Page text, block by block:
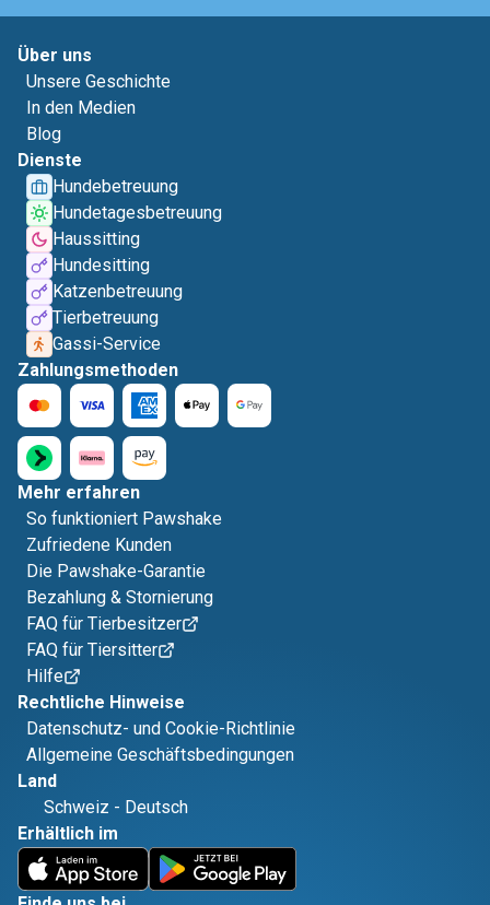
Über uns
Unsere Geschichte
In den Medien
Blog
Dienste
Hundebetreuung
Hundetagesbetreuung
Haussitting
Hundesitting
Katzenbetreuung
Tierbetreuung
Gassi-Service
Zahlungsmethoden
Mehr erfahren
So funktioniert Pawshake
Zufriedene Kunden
Die Pawshake-Garantie
Bezahlung & Stornierung
FAQ für Tierbesitzer
FAQ für Tiersitter
Hilfe
Rechtliche Hinweise
Datenschutz- und Cookie-Richtlinie
Allgemeine Geschäftsbedingungen
Land
Schweiz - Deutsch
Erhältlich im